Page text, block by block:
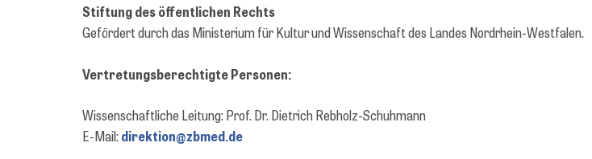
Stiftung des öffentlichen Rechts
Gefördert durch das Ministerium für Kultur und Wissenschaft des Landes Nordrhein-Westfalen.
Vertretungsberechtigte Personen:
Wissenschaftliche Leitung: Prof. Dr. Dietrich Rebholz-Schuhmann
E-Mail: direktion@zbmed.de